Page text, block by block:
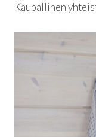
Kaupallinen